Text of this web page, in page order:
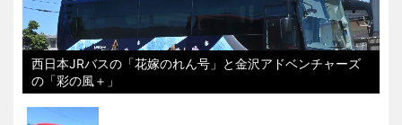
西日本JRバスの「花嫁のれん号」と金沢アドベンチャーズ
の「彩の風＋」